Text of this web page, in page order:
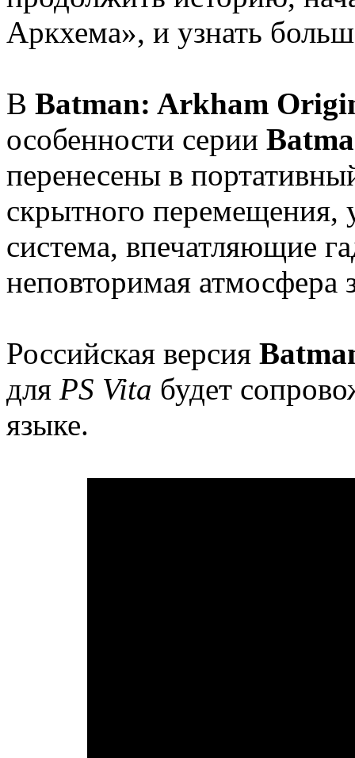
Аркхема», и узнать
В Batman: Arkham
особенности серии
перенесены в
скрытного перемещения,
система, впечатляющие
неповторимая атмосфера
Российская версия
для PS Vita будет
языке.